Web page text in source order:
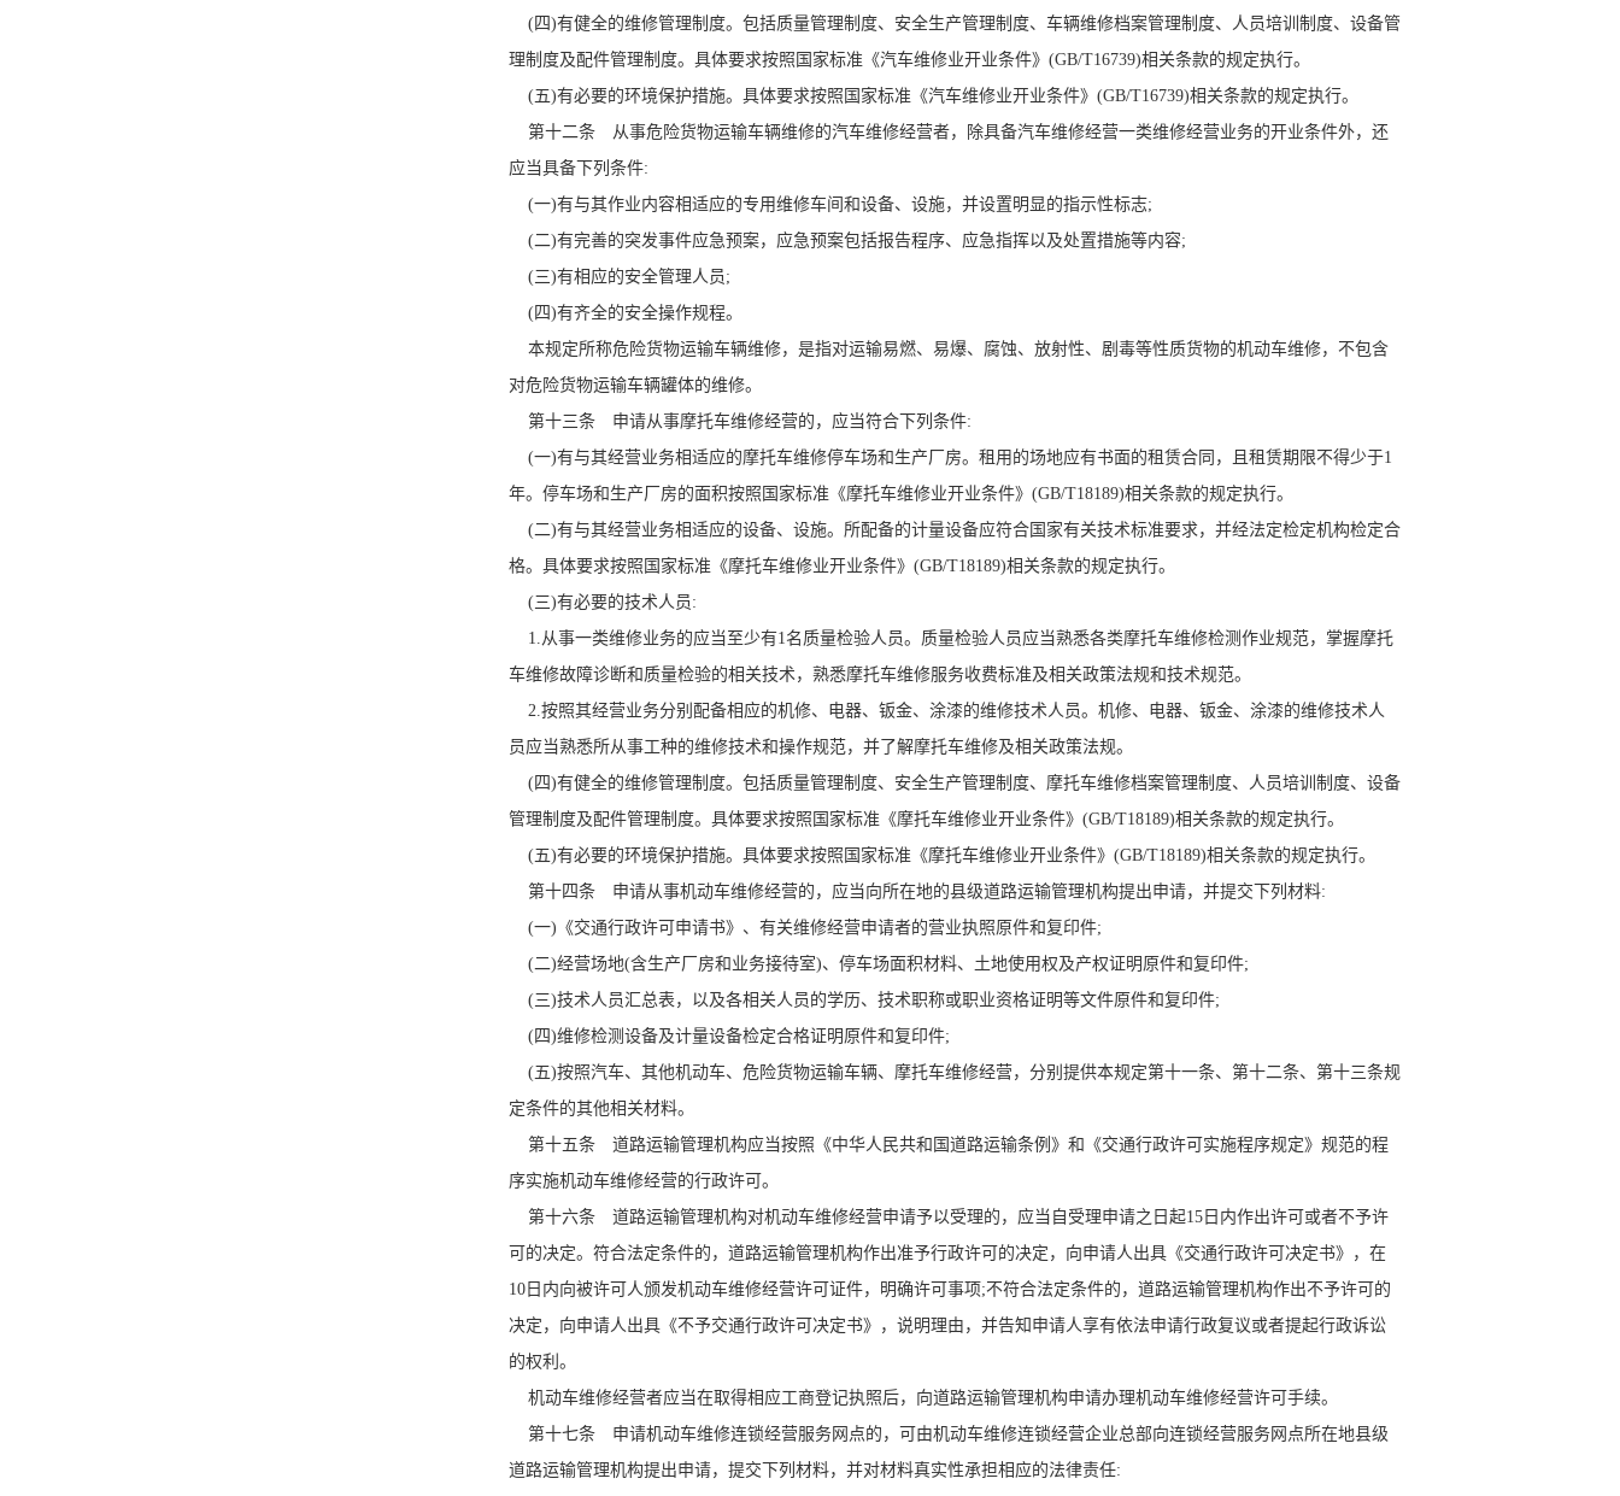
(四)有健全的维修管理制度。包括质量管理制度、安全生产管理制度、车辆维修档案管理制度、人员培训制度、设备管
理制度及配件管理制度。具体要求按照国家标准《汽车维修业开业条件》(GB/T16739)相关条款的规定执行。
(五)有必要的环境保护措施。具体要求按照国家标准《汽车维修业开业条件》(GB/T16739)相关条款的规定执行。
第十二条 从事危险货物运输车辆维修的汽车维修经营者，除具备汽车维修经营一类维修经营业务的开业条件外，还
应当具备下列条件:
(一)有与其作业内容相适应的专用维修车间和设备、设施，并设置明显的指示性标志;
(二)有完善的突发事件应急预案，应急预案包括报告程序、应急指挥以及处置措施等内容;
(三)有相应的安全管理人员;
(四)有齐全的安全操作规程。
本规定所称危险货物运输车辆维修，是指对运输易燃、易爆、腐蚀、放射性、剧毒等性质货物的机动车维修，不包含
对危险货物运输车辆罐体的维修。
第十三条 申请从事摩托车维修经营的，应当符合下列条件:
(一)有与其经营业务相适应的摩托车维修停车场和生产厂房。租用的场地应有书面的租赁合同，且租赁期限不得少于1
年。停车场和生产厂房的面积按照国家标准《摩托车维修业开业条件》(GB/T18189)相关条款的规定执行。
(二)有与其经营业务相适应的设备、设施。所配备的计量设备应符合国家有关技术标准要求，并经法定检定机构检定合
格。具体要求按照国家标准《摩托车维修业开业条件》(GB/T18189)相关条款的规定执行。
(三)有必要的技术人员:
1.从事一类维修业务的应当至少有1名质量检验人员。质量检验人员应当熟悉各类摩托车维修检测作业规范，掌握摩托
车维修故障诊断和质量检验的相关技术，熟悉摩托车维修服务收费标准及相关政策法规和技术规范。
2.按照其经营业务分别配备相应的机修、电器、钣金、涂漆的维修技术人员。机修、电器、钣金、涂漆的维修技术人
员应当熟悉所从事工种的维修技术和操作规范，并了解摩托车维修及相关政策法规。
(四)有健全的维修管理制度。包括质量管理制度、安全生产管理制度、摩托车维修档案管理制度、人员培训制度、设备
管理制度及配件管理制度。具体要求按照国家标准《摩托车维修业开业条件》(GB/T18189)相关条款的规定执行。
(五)有必要的环境保护措施。具体要求按照国家标准《摩托车维修业开业条件》(GB/T18189)相关条款的规定执行。
第十四条 申请从事机动车维修经营的，应当向所在地的县级道路运输管理机构提出申请，并提交下列材料:
(一)《交通行政许可申请书》、有关维修经营申请者的营业执照原件和复印件;
(二)经营场地(含生产厂房和业务接待室)、停车场面积材料、土地使用权及产权证明原件和复印件;
(三)技术人员汇总表，以及各相关人员的学历、技术职称或职业资格证明等文件原件和复印件;
(四)维修检测设备及计量设备检定合格证明原件和复印件;
(五)按照汽车、其他机动车、危险货物运输车辆、摩托车维修经营，分别提供本规定第十一条、第十二条、第十三条规
定条件的其他相关材料。
第十五条 道路运输管理机构应当按照《中华人民共和国道路运输条例》和《交通行政许可实施程序规定》规范的程
序实施机动车维修经营的行政许可。
第十六条 道路运输管理机构对机动车维修经营申请予以受理的，应当自受理申请之日起15日内作出许可或者不予许
可的决定。符合法定条件的，道路运输管理机构作出准予行政许可的决定，向申请人出具《交通行政许可决定书》，在
10日内向被许可人颁发机动车维修经营许可证件，明确许可事项;不符合法定条件的，道路运输管理机构作出不予许可的
决定，向申请人出具《不予交通行政许可决定书》，说明理由，并告知申请人享有依法申请行政复议或者提起行政诉讼
的权利。
机动车维修经营者应当在取得相应工商登记执照后，向道路运输管理机构申请办理机动车维修经营许可手续。
第十七条 申请机动车维修连锁经营服务网点的，可由机动车维修连锁经营企业总部向连锁经营服务网点所在地县级
道路运输管理机构提出申请，提交下列材料，并对材料真实性承担相应的法律责任: